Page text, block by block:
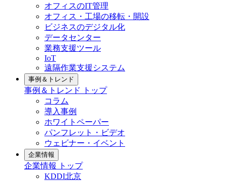
オフィスのIT管理
オフィス・工場の移転・開設
ビジネスのデジタル化
データセンター
業務支援ツール
IoT
遠隔作業支援システム
事例＆トレンド
事例＆トレンド トップ
コラム
導入事例
ホワイトペーパー
パンフレット・ビデオ
ウェビナー・イベント
企業情報
企業情報 トップ
KDDI北京